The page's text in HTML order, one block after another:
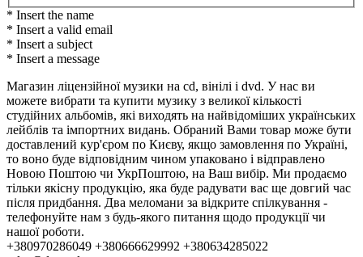
* Insert the name
* Insert a valid email
* Insert a subject
* Insert a message
Магазин ліцензійної музики на cd, вінілі і dvd. У нас ви
можете вибрати та купити музику з великої кількості
студійних альбомів, які виходять на найвідоміших українських
лейблів та імпортних видань. Обраний Вами товар може бути
доставлений кур'єром по Києву, якщо замовлення по Україні,
то воно буде відповідним чином упаковано і відправлено
Новою Поштою чи УкрПоштою, на Ваш вибір. Ми продаємо
тільки якісну продукцію, яка буде радувати вас ще довгий час
після придбання. Два меломани за відкрите спілкування -
телефонуйте нам з будь-якого питання щодо продукції чи
нашої роботи.
+380970286049 +380666629992 +380634285022